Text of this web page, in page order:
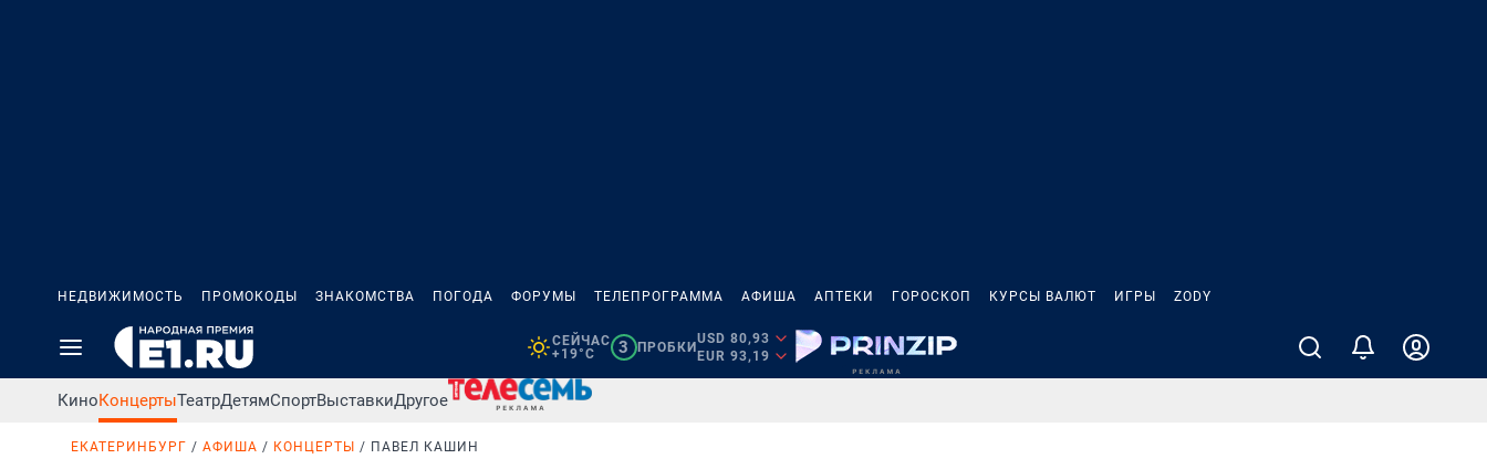
НЕДВИЖИМОСТЬ ПРОМОКОДЫ ЗНАКОМСТВА ПОГОДА ФОРУМЫ ТЕЛЕПРОГРАММА АФИША АПТЕКИ ГОРОСКОП КУРСЫ ВАЛЮТ ИГРЫ ZODY
СЕЙЧАС
+19°C
3 ПРОБКИ
USD 80,93
EUR 93,19
КиноКонцертыТеатрДетямСпортВыставкиДругое
ЕКАТЕРИНБУРГ АФИША КОНЦЕРТЫ ПАВЕЛ КАШИН